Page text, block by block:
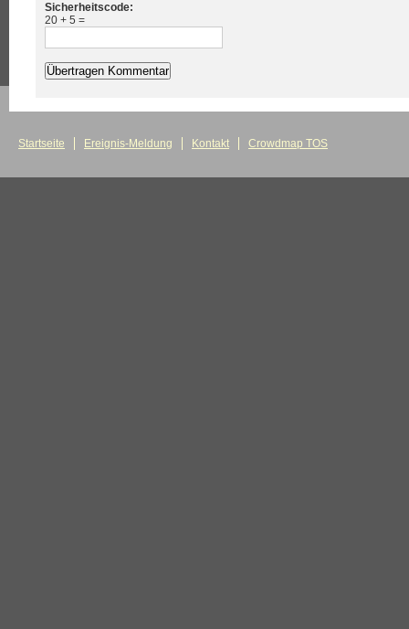
Sicherheitscode:
20 + 5 =
Startseite Ereignis-Meldung Kontakt Crowdmap TOS